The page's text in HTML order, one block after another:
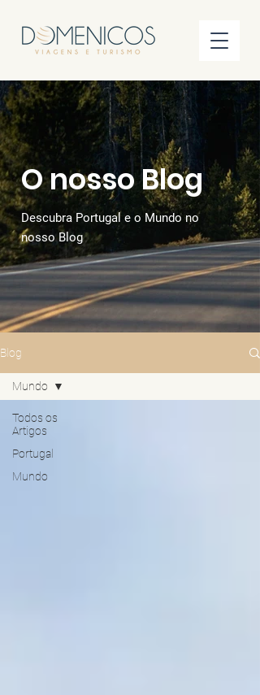
O nosso Blog
Descubra Portugal e o Mundo no
nosso Blog
Blog
Todos os
Artigos
Portugal
Mundo
Mundo